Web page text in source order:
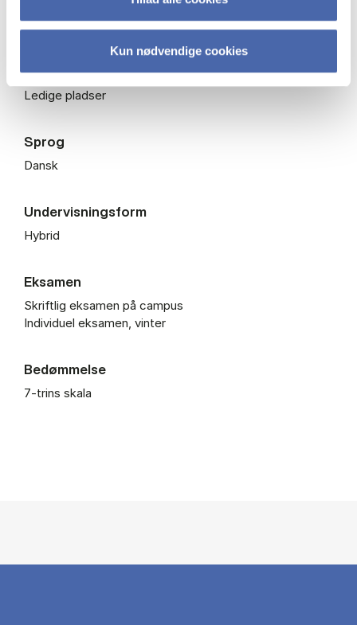
Kun nødvendige cookies
2024/2025
Status
Ledige pladser
Sprog
Dansk
Undervisningsform
Hybrid
Eksamen
Skriftlig eksamen på campus
Individuel eksamen, vinter
Bedømmelse
7-trins skala